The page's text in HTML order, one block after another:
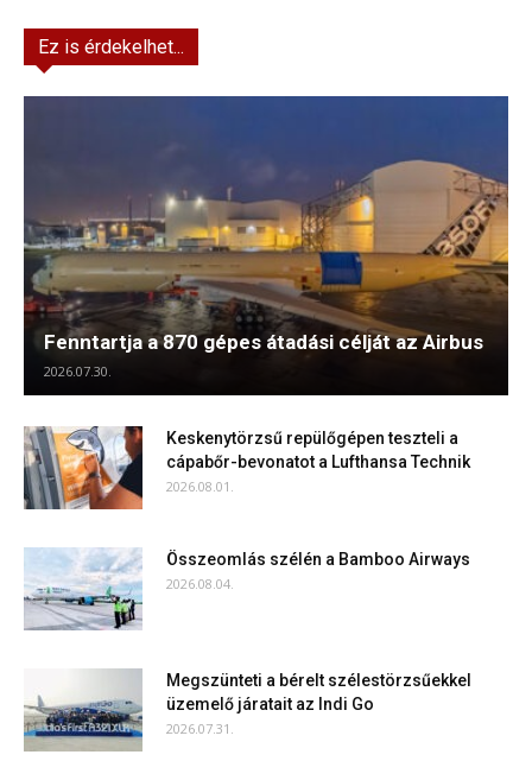
Ez is érdekelhet...
Fenntartja a 870 gépes átadási célját az Airbus
2026.07.30.
Keskenytörzsű repülőgépen teszteli a
cápabőr-bevonatot a Lufthansa Technik
2026.08.01.
Összeomlás szélén a Bamboo Airways
2026.08.04.
Megszünteti a bérelt szélestörzsűekkel
üzemelő járatait az Indi Go
2026.07.31.